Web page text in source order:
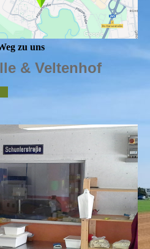
zu uns
& Veltenhof